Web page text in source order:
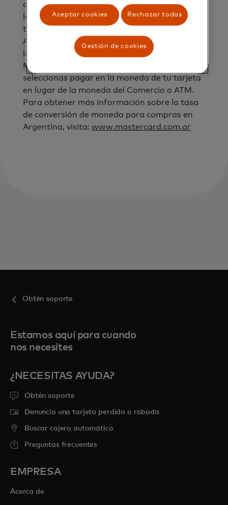
aplicará la tasa de conversión de moneda en
la fecha y hora en que se procese la
transacción. Si el comercio o el operador del
ATM convierte tu transacción, no se aplicarán
las tasas de conversión de moneda de
Mastercard. Esto suele ocurrir cuando
seleccionas pagar en la moneda de tu tarjeta
en lugar de la moneda del Comercio o ATM.
Para obtener más información sobre la tasa
de conversión de moneda para compras en
Argentina, visita: www.mastercard.com.ar
Obtén soporte
Estamos aquí para cuando
nos necesites
¿NECESITAS AYUDA?
Obtén soporte
Denuncia una tarjeta perdida o robada
Buscar cajero automático
Preguntas frecuentes
EMPRESA
Acerca de
Aceptar cookies Rechazar todas
Gestión de cookies